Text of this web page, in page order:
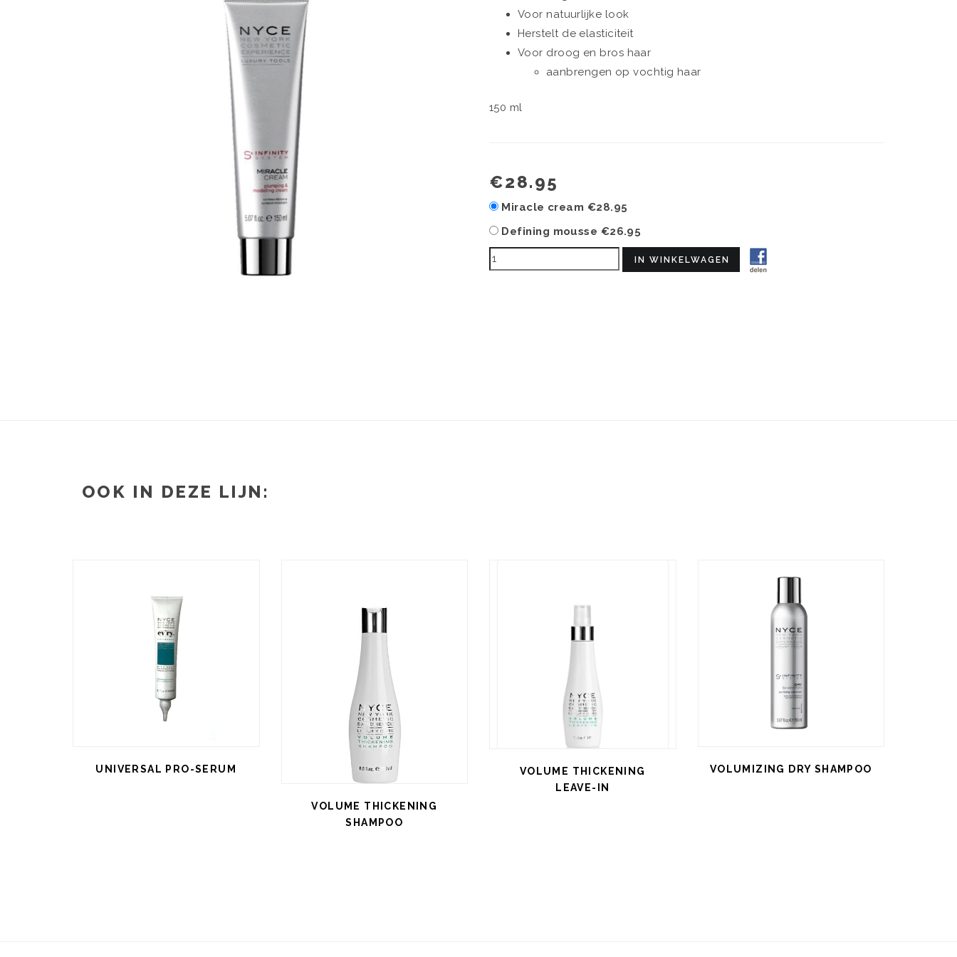
Voor natuurlijke look
Herstelt de elasticiteit
Voor droog en bros haar
aanbrengen op vochtig haar
150 ml
€28.95
Miracle cream €28.95
Defining mousse €26.95
OOK IN DEZE LIJN:
UNIVERSAL PRO-SERUM
VOLUME THICKENING
SHAMPOO
VOLUME THICKENING
LEAVE-IN
VOLUMIZING DRY SHAMPOO